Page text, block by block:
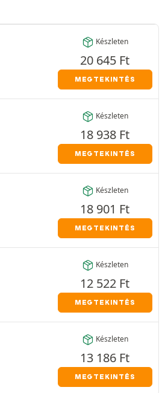
Készleten
20 645 Ft
MEGTEKINTÉS
Készleten
18 938 Ft
MEGTEKINTÉS
Készleten
18 901 Ft
MEGTEKINTÉS
Készleten
12 522 Ft
MEGTEKINTÉS
Készleten
13 186 Ft
MEGTEKINTÉS